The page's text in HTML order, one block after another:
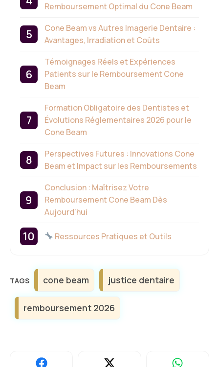
Remboursement Optimal du Cone Beam
Cone Beam vs Autres Imagerie Dentaire :
Avantages, Irradiation et Coûts
Témoignages Réels et Expériences
Patients sur le Remboursement Cone
Beam
Formation Obligatoire des Dentistes et
Évolutions Réglementaires 2026 pour le
Cone Beam
Perspectives Futures : Innovations Cone
Beam et Impact sur les Remboursements
Conclusion : Maîtrisez Votre
Remboursement Cone Beam Dès
Aujourd’hui
Ressources Pratiques et Outils
Étiquettes
cone beam justice dentaire
remboursement 2026